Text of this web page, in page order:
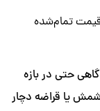
قیمت تمام‌شده
این موارد در کنار هم باعث می‌شوند قیمت HBI گاهی حتی در بازه
یا قراضه دچار